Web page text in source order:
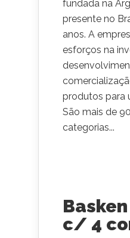
fundada na
presente no
anos. A
esforços na
produtos para
São mais de
categorias...
c/ 4